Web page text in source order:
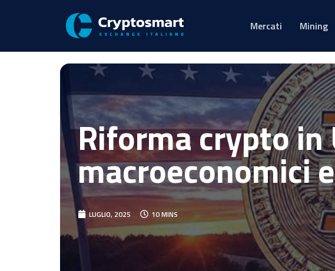
Mercati Mining
Riforma crypto in
macroeconomici
LUGLIO, 2025 10 MINS